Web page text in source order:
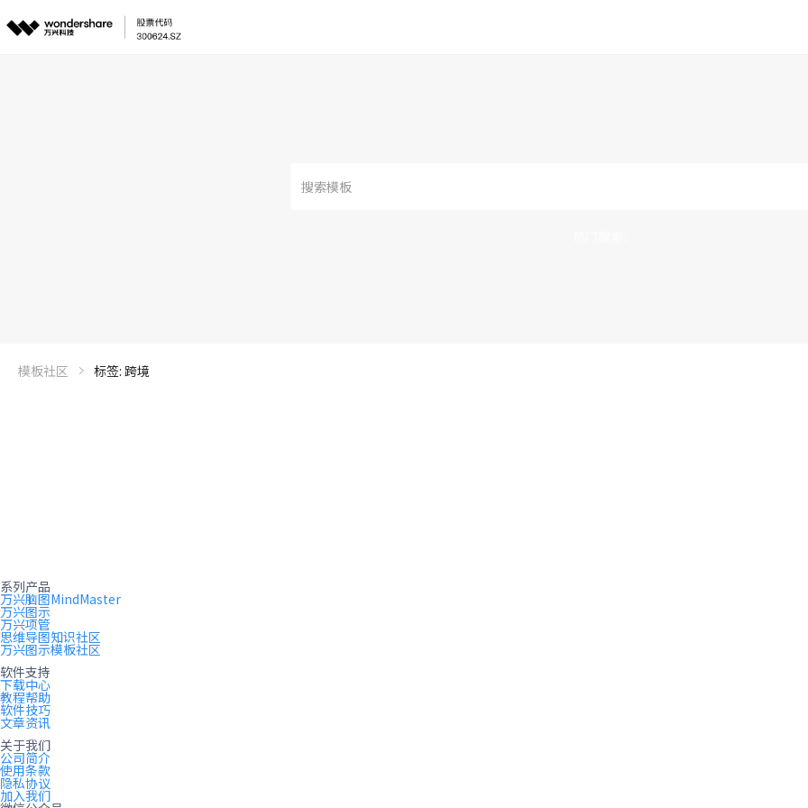
模板社区 标签: 跨境
系列产品
万兴脑图MindMaster
万兴图示
万兴项管
思维导图知识社区
万兴图示模板社区
软件支持
下载中心
教程帮助
软件技巧
文章资讯
关于我们
公司简介
使用条款
隐私协议
加入我们